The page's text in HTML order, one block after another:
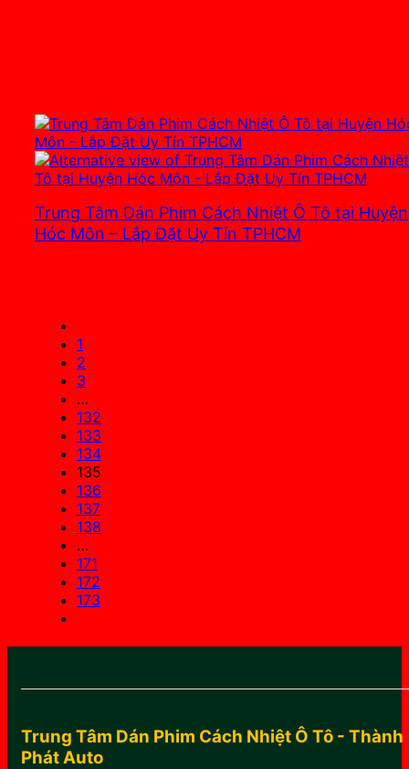
Trung Tâm Dán Phim Cách Nhiệt Ô Tô tại Huyện
Hóc Môn – Lắp Đặt Uy Tín TPHCM
1
2
3
…
132
133
134
135
136
137
138
…
171
172
173
Trung Tâm Dán Phim Cách Nhiệt Ô Tô - Thành
Phát Auto